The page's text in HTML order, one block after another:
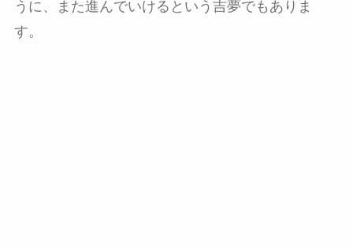
うに、また進んでいけるという吉夢でもありま
す。